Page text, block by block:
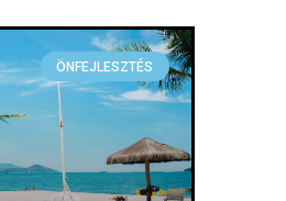
ÖNFEJLESZTÉS